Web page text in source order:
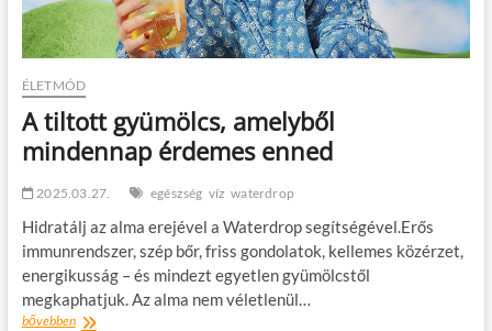
ÉLETMÓD
A tiltott gyümölcs, amelyből
mindennap érdemes enned
2025.03.27. egészség víz waterdrop
Hidratálj az alma erejével a Waterdrop segítségével.Erős
immunrendszer, szép bőr, friss gondolatok, kellemes közérzet,
energikusság – és mindezt egyetlen gyümölcstől
megkaphatjuk. Az alma nem véletlenül…
bővebbenA